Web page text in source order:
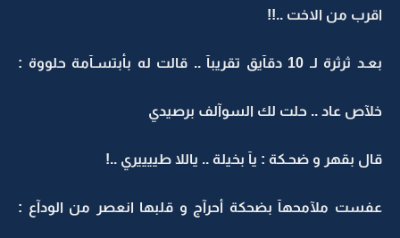
اقرب من الاخت ..!!
بعـد ثرثرة لـ 10 دقآيق تقريبآ .. قالت له بأبتسـآمة حلووة :
خلآص عاد .. حلت لك السوآلف برصيدي
قال بقهر و ضحـكة : يآ بخيلة .. ياللا طييييري ..!
عفست ملآمحهآ بضحكة أحرآج و قلبها انعصر من الودآع :